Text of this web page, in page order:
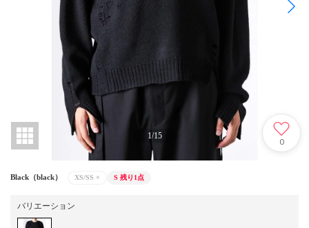
1/15
0
Black（black） XS/SS × S 残り1点
バリエーション